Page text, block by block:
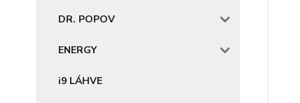
DR. POPOV
ENERGY
i9 LÁHVE